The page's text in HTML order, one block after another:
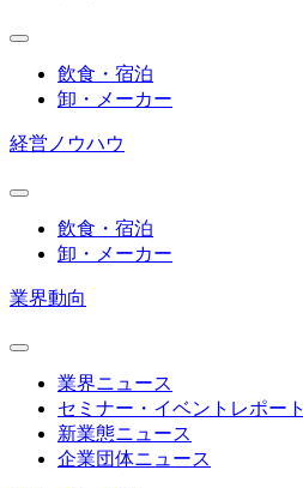
飲食・宿泊
卸・メーカー
経営ノウハウ
飲食・宿泊
卸・メーカー
業界動向
業界ニュース
セミナー・イベントレポート
新業態ニュース
企業団体ニュース